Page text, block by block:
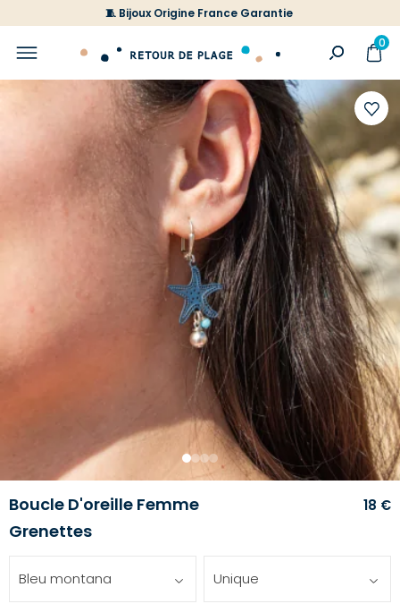
🧵 Bijoux Origine France Garantie
0
à
votre
liste
1 234
Boucle D'oreille Femme
Grenettes
18 €
Bleu montana Unique